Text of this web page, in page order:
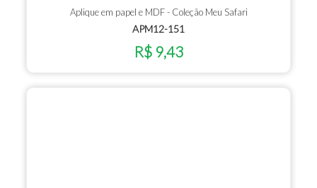
Aplique em papel e MDF - Coleção Meu Safari
APM12-151
R$ 9,43